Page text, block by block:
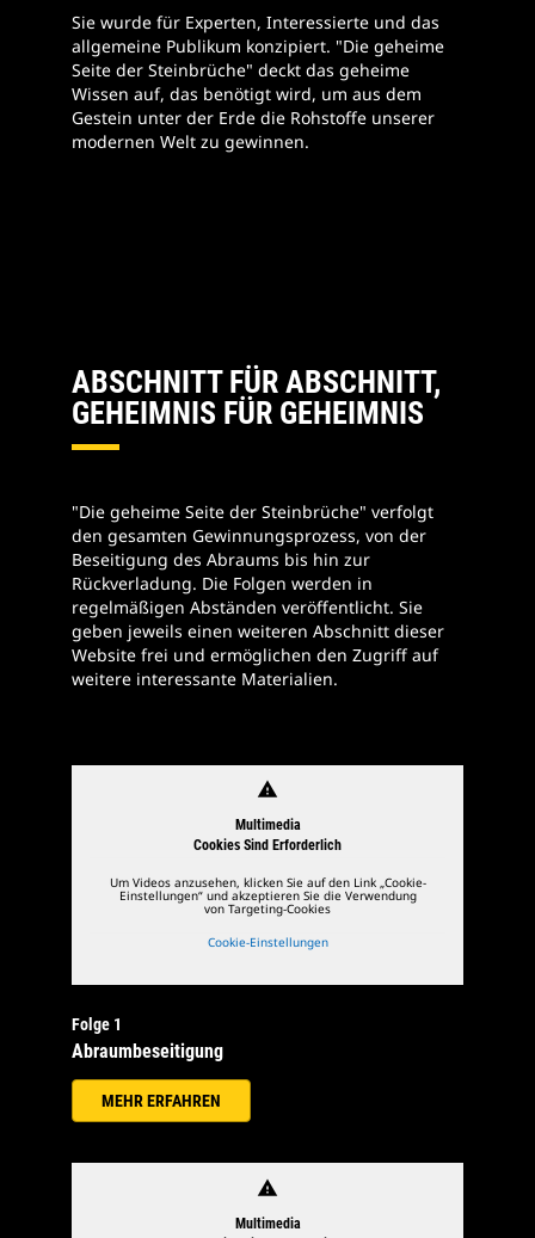
Sie wurde für Experten, Interessierte und das
allgemeine Publikum konzipiert. "Die geheime
Seite der Steinbrüche" deckt das geheime
Wissen auf, das benötigt wird, um aus dem
Gestein unter der Erde die Rohstoffe unserer
modernen Welt zu gewinnen.
ABSCHNITT FÜR ABSCHNITT,
GEHEIMNIS FÜR GEHEIMNIS
"Die geheime Seite der Steinbrüche" verfolgt
den gesamten Gewinnungsprozess, von der
Beseitigung des Abraums bis hin zur
Rückverladung. Die Folgen werden in
regelmäßigen Abständen veröffentlicht. Sie
geben jeweils einen weiteren Abschnitt dieser
Website frei und ermöglichen den Zugriff auf
weitere interessante Materialien.
warning
Multimedia
Cookies Sind Erforderlich
Um Videos anzusehen, klicken Sie auf den Link „Cookie-
Einstellungen“ und akzeptieren Sie die Verwendung
von Targeting-Cookies
Cookie-Einstellungen
Folge 1
Abraumbeseitigung
MEHR ERFAHREN
warning
Multimedia